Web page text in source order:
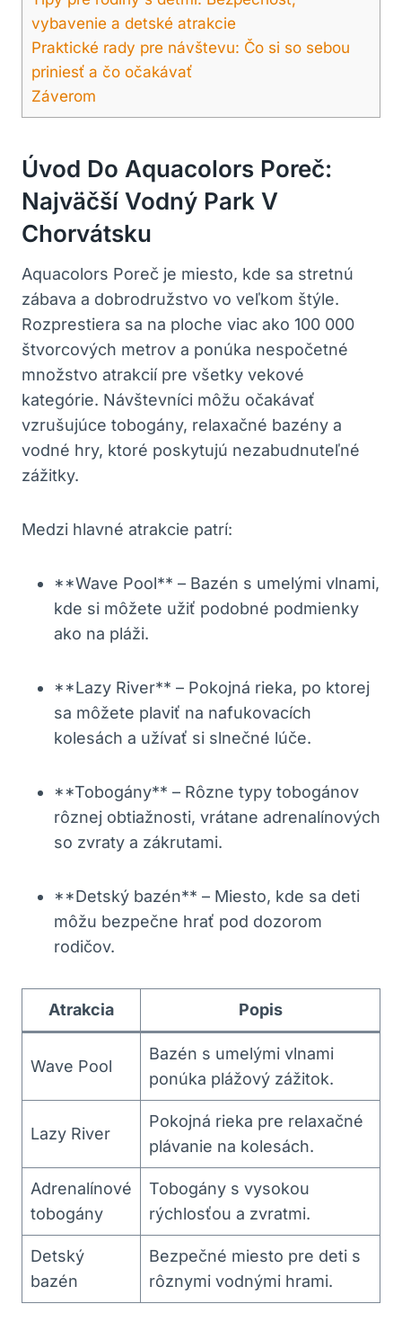
vybavenie a detské atrakcie
Praktické rady pre návštevu: Čo si so sebou
priniesť a čo očakávať
Záverom
Úvod Do Aquacolors Poreč:
Najväčší Vodný Park V
Chorvátsku
Aquacolors Poreč je miesto, kde sa stretnú
zábava a dobrodružstvo vo veľkom štýle.
Rozprestiera sa na ploche viac ako 100 000
štvorcových metrov a ponúka nespočetné
množstvo atrakcií pre všetky vekové
kategórie. Návštevníci môžu očakávať
vzrušujúce tobogány, relaxačné bazény a
vodné hry, ktoré poskytujú nezabudnuteľné
zážitky.
Medzi hlavné atrakcie patrí:
**Wave Pool** – Bazén s umelými vlnami,
kde si môžete užiť podobné podmienky
ako na pláži.
**Lazy River** – Pokojná rieka, po ktorej
sa môžete plaviť na nafukovacích
kolesách a užívať si slnečné lúče.
**Tobogány** – Rôzne typy tobogánov
rôznej obtiažnosti, vrátane adrenalínových
so zvraty a zákrutami.
**Detský bazén** – Miesto, kde sa deti
môžu bezpečne hrať pod dozorom
rodičov.
Atrakcia Popis
Wave Pool
Bazén s umelými vlnami
ponúka plážový zážitok.
Lazy River
Pokojná rieka pre relaxačné
plávanie na kolesách.
Adrenalínové
tobogány
Tobogány s vysokou
rýchlosťou a zvratmi.
Detský
bazén
Bezpečné miesto pre deti s
rôznymi vodnými hrami.